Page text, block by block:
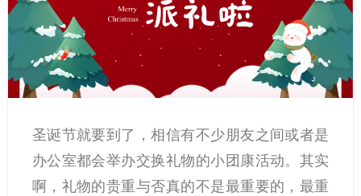
圣诞节就要到了，相信有不少朋友之间或者是
办公室都会举办交换礼物的小团康活动。其实
啊，礼物的贵重与否真的不是最重要的，最重